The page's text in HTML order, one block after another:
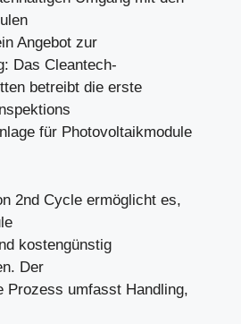
Angebot zur
Das Cleantech-
betreibt die erste
für Photovoltaikmodule
2nd Cycle ermöglicht es,
kostengünstig
Der
Prozess umfasst Handling,